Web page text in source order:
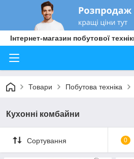
Інтернет-магазин побутової
Товари Побутова техніка
Кухонні комбайни
Сортування 0